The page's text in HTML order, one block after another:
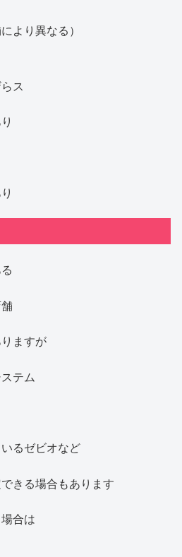
より異なる）
ス
エー
ますが
テム
るゼビオなど
きる場合もあります
合は